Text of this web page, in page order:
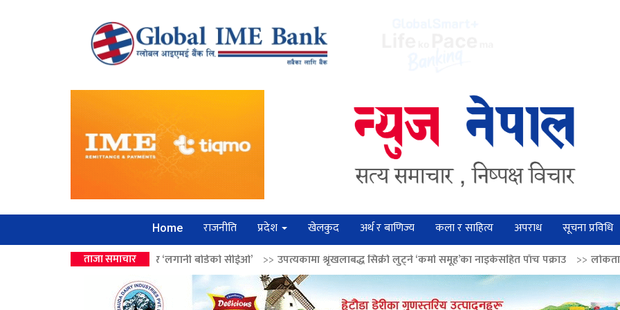
Home राजनीति प्रदेश खेलकुद अर्थ र बाणिज्य कला र साहित्य अपराध सूचना प्रविधि
ताजा समाचार
उपहार ‘लगानी बोर्डको सीईओ’ >> उपत्यकामा श्रृंखलाबद्ध सिक्री लुट्ने ‘कर्मा समूह’का नाइकेसहित पाँच पक्राउ >>लोकतान्त्रिक मूल्य सुदृढ